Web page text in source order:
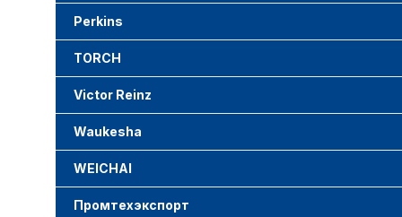
Perkins
TORCH
Victor Reinz
Waukesha
WEICHAI
Промтехэкспорт